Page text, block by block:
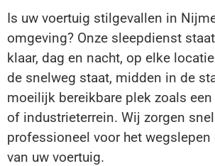
Is uw voertuig stilgevallen in
omgeving? Onze sleepdienst
klaar, dag en nacht, op elke
de snelweg staat, midden in de
moeilijk bereikbare plek zoals een
of industrieterrein. Wij zorgen
professioneel voor het wegslepen
van uw voertuig.